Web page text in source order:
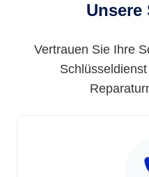
Unsere
Vertrauen Sie Ihre